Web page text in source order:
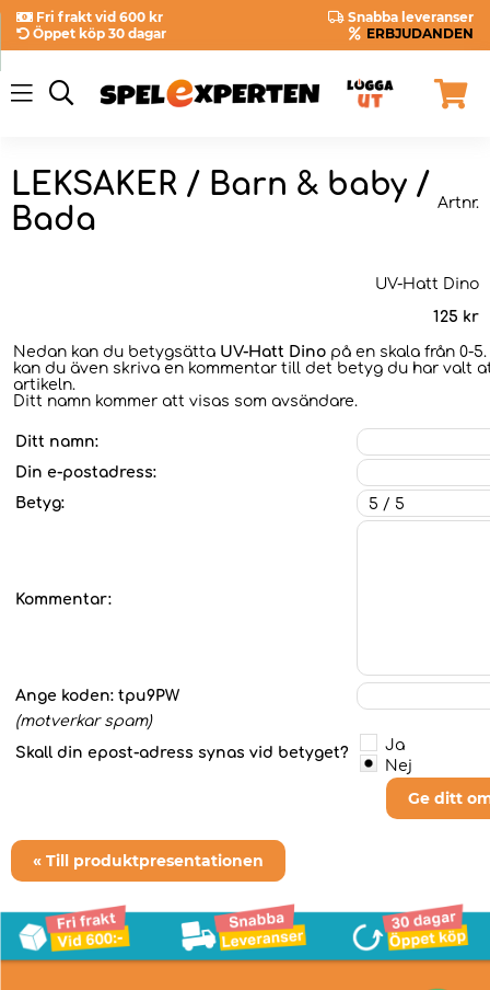
Fri frakt vid 600 kr
Snabba leveranser
Öppet köp 30 dagar
ERBJUDANDEN
LEKSAKER / Barn & baby /
Bada
Artnr.
UV-Hatt Dino
125 kr
Nedan kan du betygsätta UV-Hatt Dino på en skala från 0-
kan du även skriva en kommentar till det betyg du har valt
artikeln.
Ditt namn kommer att visas som avsändare.
Ditt namn:
Din e-postadress:
Betyg:
Kommentar:
Ange koden: tpu9PW
(motverkar spam)
Skall din epost-adress synas vid betyget?
Ja
Nej
Ge ditt
« Till produktpresentationen